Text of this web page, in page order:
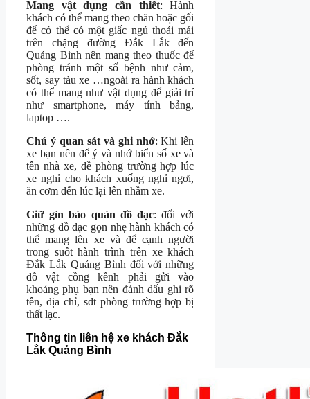
Mang vật dụng cần thiết: Hành
khách có thể mang theo chăn hoặc gối
để có thể có một giấc ngủ thoải mái
trên chặng đường Đắk Lắk đến
Quảng Bình nên mang theo thuốc để
phòng tránh một số bệnh như cảm,
sốt, say tàu xe …ngoài ra hành khách
có thể mang như vật dụng để giải trí
như smartphone, máy tính bảng,
laptop ….
Chú ý quan sát và ghi nhớ: Khi lên
xe bạn nên để ý và nhớ biển số xe và
tên nhà xe, đề phòng trường hợp lúc
xe nghỉ cho khách xuống nghỉ ngơi,
ăn cơm đến lúc lại lên nhầm xe.
Giữ gìn bảo quản đồ đạc: đối với
những đồ đạc gọn nhẹ hành khách có
thể mang lên xe và để cạnh người
trong suốt hành trình trên xe khách
Đắk Lắk Quảng Bình đối với những
đồ vật cồng kềnh phải gửi vào
khoảng phụ bạn nên đánh dấu ghi rõ
tên, địa chỉ, sđt phòng trường hợp bị
thất lạc.
Thông tin liên hệ xe khách Đắk
Lắk Quảng Bình